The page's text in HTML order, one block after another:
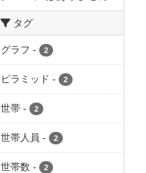
タグ
グラフ - 2
ピラミッド - 2
世帯 - 2
世帯人員 - 2
世帯数 - 2